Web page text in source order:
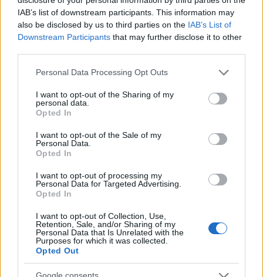
IAB’s list of downstream participants. This information may
also be disclosed by us to third parties on the IAB’s List of
Downstream Participants that may further disclose it to other
Please note that this website/app uses one or more Google
not limited to your visit or usage behaviour. You may click to
grant or deny consent to Google and its third-party tags to
use your data for below specified purposes in below Google
consent section.
Personal Data Processing Opt Outs
I want to opt-out of the Sharing of my
personal data.
Opted In
I want to opt-out of the Sale of my
Personal Data.
Opted In
I want to opt-out of processing my
Personal Data for Targeted Advertising.
Opted In
I want to opt-out of Collection, Use,
Retention, Sale, and/or Sharing of my
Personal Data that Is Unrelated with the
Purposes for which it was collected.
Opted Out
Zoltán. Hozzátette: a művelődési ház
pénteken, amikor bemutatták volna a filmet,
zárva lesz, az ajtajára pedig kiírják, hogy
elmarad a vetítés.
Horváth Zoltán az MTI kérdésére azt
mondta, nem tudja, van-e filmvetítési
társaságnak.
könyvet, ugyanilyen címmel jelent meg Lion
Feuchtwanger történelmi regénye 1925-ben.
1934-ben készült Jud Süss című brit film
egyaránt elítélte az antiszemitizmust, a film a
A náci propagandafilmet 1940-ben forgatta
Veit Harlan, az antiszemitizmus "igazolására",
Joseph Goebbels propagandaminiszter
felügyelete mellett. A film a zsidók egyik